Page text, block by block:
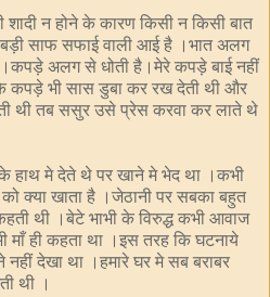
शादी न होने के कारण किसी न किसी बात
बड़ी साफ सफाई वाली आई है ।भात अलग
अलग से धोती है।मेरे कपड़े बाई नहीं
कपड़े भी सास डुबा कर रख देती थी और
थी तब ससुर उसे प्रेस करवा कर लाते थे
हाथ मे देते थे पर खाने मे भेद था ।कभी
क्या खाता है ।जेठानी पर सबका बहुत
थी ।बेटे भाभी के विरुद्ध कभी आवाज
माँ ही कहता था ।इस तरह कि घटनाये
नहीं देखा था ।हमारे घर मे सब बराबर
थी ।